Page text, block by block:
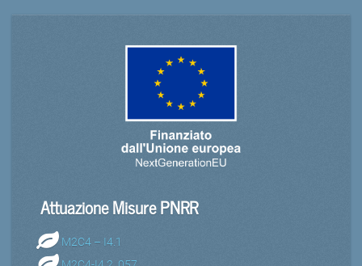
Attuazione Misure PNRR
M2C4 – I4.1